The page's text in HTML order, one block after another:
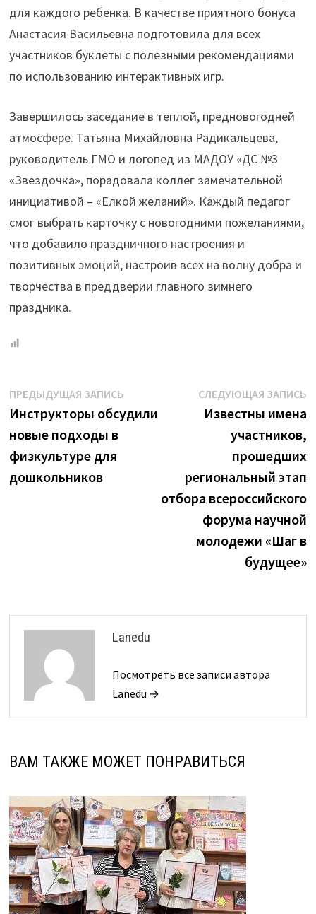
для каждого ребенка. В качестве приятного бонуса
Анастасия Васильевна подготовила для всех
участников буклеты с полезными рекомендациями
по использованию интерактивных игр.
Завершилось заседание в теплой, предновогодней
атмосфере. Татьяна Михайловна Радикальцева,
руководитель ГМО и логопед из МАДОУ «ДС №3
«Звездочка», порадовала коллег замечательной
инициативой – «Елкой желаний». Каждый педагог
смог выбрать карточку с новогодними пожеланиями,
что добавило праздничного настроения и
позитивных эмоций, настроив всех на волну добра и
творчества в преддверии главного зимнего
праздника.
Навигация
по
записям
ПРЕДЫДУЩАЯ ЗАПИСЬПредыдущая
запись:
Инструкторы обсудили
новые подходы в
физкультуре для
дошкольников
СЛЕДУЮЩАЯ ЗАПИСЬ
Известны имена
участников,
прошедших
региональный этап
отбора всероссийского
форума научной
молодежи «Шаг в
будущее»
Lanedu
Посмотреть все записи автора
Lanedu →
ВАМ ТАКЖЕ МОЖЕТ ПОНРАВИТЬСЯ